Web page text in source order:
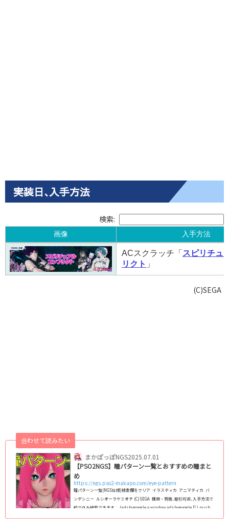
実装日､入手方法
検索:
画像 入手方法
画像 入手方法
ACスクラッチ「 スピリチュ
リクト 」
(C)SEGA
まかぽっぽNGS
合わせて読みたい
2025.07.01
【PSO2NGS】瞳パターン一覧とおすすめの瞳まと
め
https://ngs.pso2-makapo.com/eye-pattern
瞳パターン一覧(NGS仕様)検索欄をクリア イラスティカ アニマティカ バ
ンデシニー ルシオーラヤミオチ (C)SEGA 種類・特徴､取引可否､入手方法で
絞り込み検索できます｡ (adsbygoogle = window.adsbygoogle || ).push